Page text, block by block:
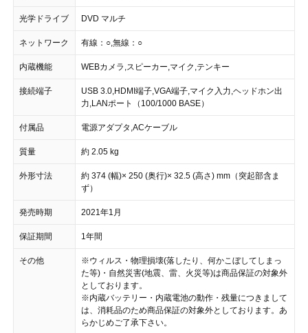
光学ドライブ DVD マルチ
ネットワーク 有線：○,無線：○
内蔵機能 WEBカメラ,スピーカー,マイク,テンキー
接続端子
USB 3.0,HDMI端子,VGA端子,マイク入力,ヘッドホン出
力,LANポート（100/1000 BASE）
付属品 電源アダプタ,ACケーブル
質量 約 2.05 kg
外形寸法
約 374 (幅)× 250 (奥行)× 32.5 (高さ) mm（突起部含ま
ず）
発売時期 2021年1月
保証期間 1年間
その他
※ウィルス・物理損壊(落したり、何かこぼしてしまっ
た等)・自然災害(地震、雷、火災等)は商品保証の対象外
としております。
※内蔵バッテリー・内蔵電池の動作・残量につきまして
は、消耗品のため商品保証の対象外としております。あ
らかじめご了承下さい。